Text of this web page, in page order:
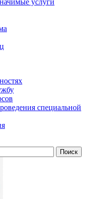
услуги
специальной